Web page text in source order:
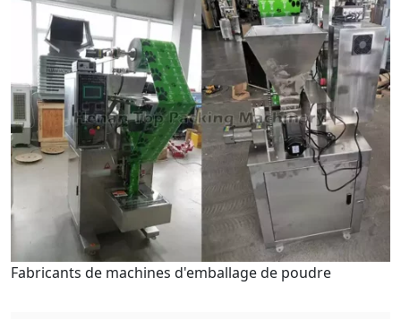
Fabricants de machines d'emballage de poudre